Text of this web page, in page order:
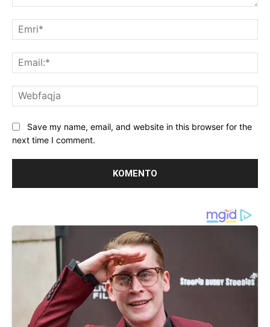
Save my name, email, and website in this browser for the
next time I comment.